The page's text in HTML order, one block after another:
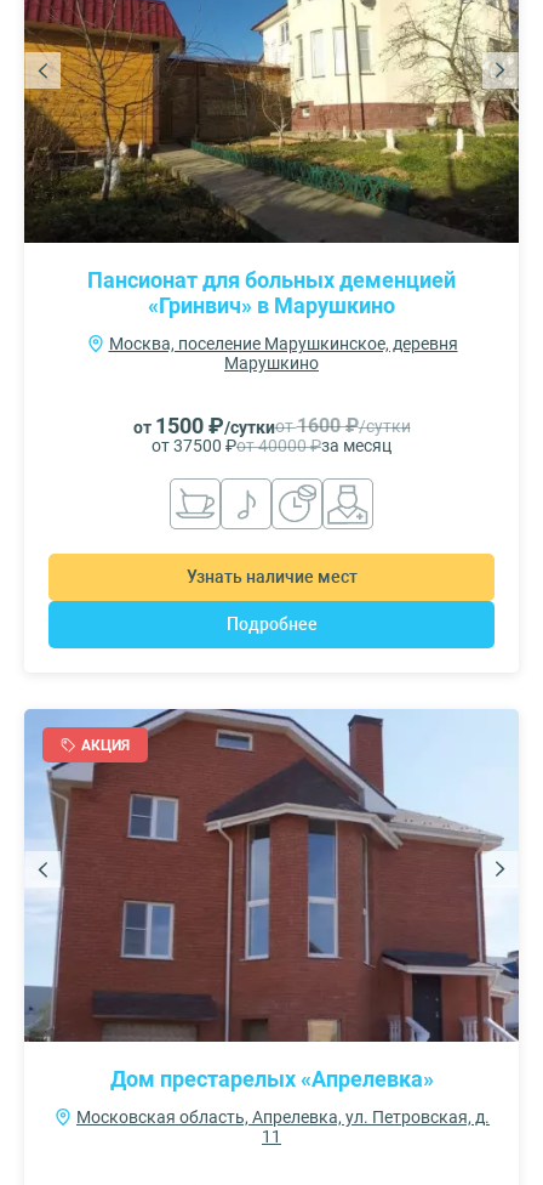
Пансионат для больных деменцией
«Гринвич» в Марушкино
Москва, поселение Марушкинское, деревня
Марушкино
от 1500 ₽/суткиот1600 ₽/сутки
от 37500 ₽от 40000 ₽за месяц
Узнать наличие мест
Подробнее
АКЦИЯ
Дом престарелых «Апрелевка»
Московская область, Апрелевка, ул. Петровская, д.
11